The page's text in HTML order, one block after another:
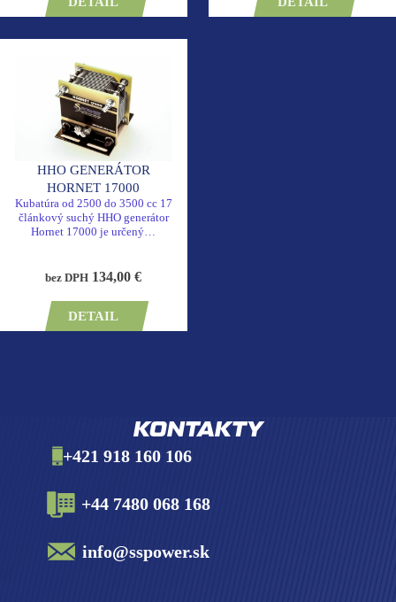
HHO GENERÁTOR
HORNET 17000
Kubatúra od 2500 do 3500 cc 17
článkový suchý HHO generátor
Hornet 17000 je určený…
bez DPH 134,00 €
DETAIL
KONTAKTY
+421 918 160 106
+44 7480 068 168
info@sspower.sk